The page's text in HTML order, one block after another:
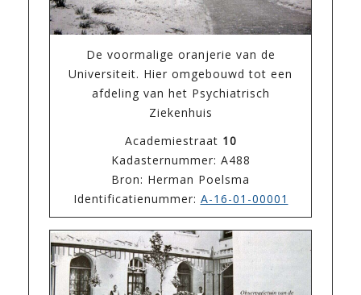
De voormalige oranjerie van de
Universiteit. Hier omgebouwd tot een
afdeling van het Psychiatrisch
Ziekenhuis
Academiestraat 10
Kadasternummer: A488
Bron: Herman Poelsma
Identificatienummer: A-16-01-00001